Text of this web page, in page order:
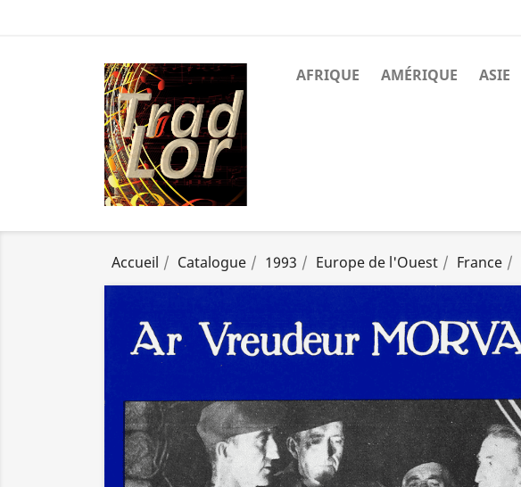
AFRIQUE AMÉRIQUE ASIE
Accueil Catalogue 1993 Europe de l'Ouest France